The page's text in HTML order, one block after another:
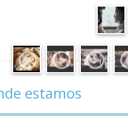
estamos